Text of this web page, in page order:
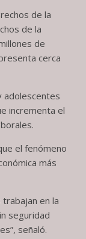
de la
de la
de
cerca
adolescentes
incrementa el
el fenómeno
más
en la
seguridad
señaló.